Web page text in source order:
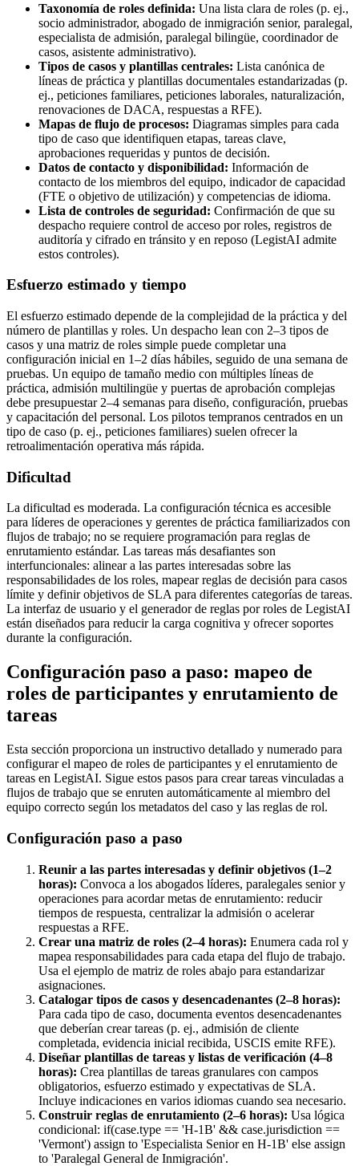
Taxonomía de roles definida: Una lista clara de roles (p. ej.,
socio administrador, abogado de inmigración senior, paralegal,
especialista de admisión, paralegal bilingüe, coordinador de
casos, asistente administrativo).
Tipos de casos y plantillas centrales: Lista canónica de
líneas de práctica y plantillas documentales estandarizadas (p.
ej., peticiones familiares, peticiones laborales, naturalización,
renovaciones de DACA, respuestas a RFE).
Mapas de flujo de procesos: Diagramas simples para cada
tipo de caso que identifiquen etapas, tareas clave,
aprobaciones requeridas y puntos de decisión.
Datos de contacto y disponibilidad: Información de
contacto de los miembros del equipo, indicador de capacidad
(FTE o objetivo de utilización) y competencias de idioma.
Lista de controles de seguridad: Confirmación de que su
despacho requiere control de acceso por roles, registros de
auditoría y cifrado en tránsito y en reposo (LegistAI admite
estos controles).
Esfuerzo estimado y tiempo
El esfuerzo estimado depende de la complejidad de la práctica y del
número de plantillas y roles. Un despacho lean con 2–3 tipos de
casos y una matriz de roles simple puede completar una
configuración inicial en 1–2 días hábiles, seguido de una semana de
pruebas. Un equipo de tamaño medio con múltiples líneas de
práctica, admisión multilingüe y puertas de aprobación complejas
debe presupuestar 2–4 semanas para diseño, configuración, pruebas
y capacitación del personal. Los pilotos tempranos centrados en un
tipo de caso (p. ej., peticiones familiares) suelen ofrecer la
retroalimentación operativa más rápida.
Dificultad
La dificultad es moderada. La configuración técnica es accesible
para líderes de operaciones y gerentes de práctica familiarizados con
flujos de trabajo; no se requiere programación para reglas de
enrutamiento estándar. Las tareas más desafiantes son
interfuncionales: alinear a las partes interesadas sobre las
responsabilidades de los roles, mapear reglas de decisión para casos
límite y definir objetivos de SLA para diferentes categorías de tareas.
La interfaz de usuario y el generador de reglas por roles de LegistAI
están diseñados para reducir la carga cognitiva y ofrecer soportes
durante la configuración.
Configuración paso a paso: mapeo de
roles de participantes y enrutamiento de
tareas
Esta sección proporciona un instructivo detallado y numerado para
configurar el mapeo de roles de participantes y el enrutamiento de
tareas en LegistAI. Sigue estos pasos para crear tareas vinculadas a
flujos de trabajo que se enruten automáticamente al miembro del
equipo correcto según los metadatos del caso y las reglas de rol.
Configuración paso a paso
Reunir a las partes interesadas y definir objetivos (1–2
horas): Convoca a los abogados líderes, paralegales senior y
operaciones para acordar metas de enrutamiento: reducir
tiempos de respuesta, centralizar la admisión o acelerar
respuestas a RFE.
Crear una matriz de roles (2–4 horas): Enumera cada rol y
mapea responsabilidades para cada etapa del flujo de trabajo.
Usa el ejemplo de matriz de roles abajo para estandarizar
asignaciones.
Catalogar tipos de casos y desencadenantes (2–8 horas):
Para cada tipo de caso, documenta eventos desencadenantes
que deberían crear tareas (p. ej., admisión de cliente
completada, evidencia inicial recibida, USCIS emite RFE).
Diseñar plantillas de tareas y listas de verificación (4–8
horas): Crea plantillas de tareas granulares con campos
obligatorios, esfuerzo estimado y expectativas de SLA.
Incluye indicaciones en varios idiomas cuando sea necesario.
Construir reglas de enrutamiento (2–6 horas): Usa lógica
condicional: if(case.type == 'H-1B' && case.jurisdiction ==
'Vermont') assign to 'Especialista Senior en H-1B' else assign
to 'Paralegal General de Inmigración'.